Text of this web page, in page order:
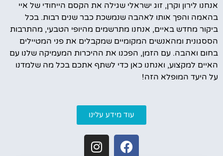
אנחנו לירון וקרן, זוג ישראלי שגילה את הקסם הייחודי של איי
בהאמה והפך אותו לאהבה שנמשכת כבר שנים רבות. בכל
ביקור מחדש באיים, אנחנו מתרשמים מהיופי הטבעי, מהתרבות
הססגונית ומהאנשים המקומיים שמקבלים את פני המטיילים
בחום ואהבה. עם הזמן, הפכנו את ההיכרות המעמיקה שלנו עם
האיים למקצוע, ואנחנו כאן כדי לשתף אתכם בכל מה שלמדנו
על היעד המופלא הזה!
עוד מידע עלינו